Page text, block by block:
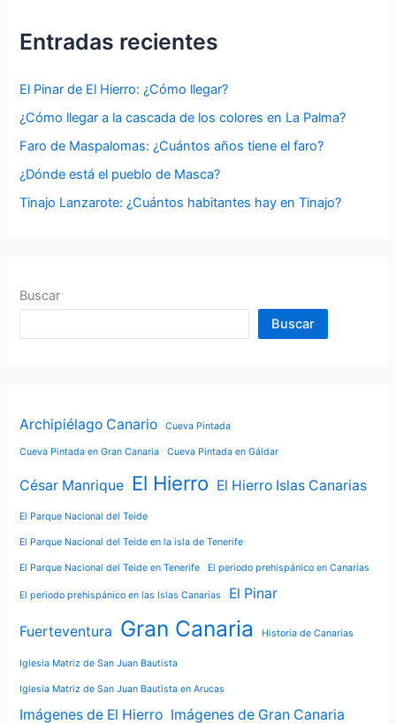
r
r
:
Entradas recientes
El Pinar de El Hierro: ¿Cómo llegar?
¿Cómo llegar a la cascada de los colores en La Palma?
Faro de Maspalomas: ¿Cuántos años tiene el faro?
¿Dónde está el pueblo de Masca?
Tinajo Lanzarote: ¿Cuántos habitantes hay en Tinajo?
Buscar
Buscar
Archipiélago Canario Cueva Pintada
Cueva Pintada en Gran Canaria Cueva Pintada en Gáldar
César Manrique El Hierro El Hierro Islas Canarias
El Parque Nacional del Teide
El Parque Nacional del Teide en la isla de Tenerife
El Parque Nacional del Teide en Tenerife El periodo prehispánico en Canarias
El periodo prehispánico en las Islas Canarias El Pinar
Fuerteventura Gran Canaria Historia de Canarias
Iglesia Matriz de San Juan Bautista
Iglesia Matriz de San Juan Bautista en Arucas
Imágenes de El Hierro Imágenes de Gran Canaria